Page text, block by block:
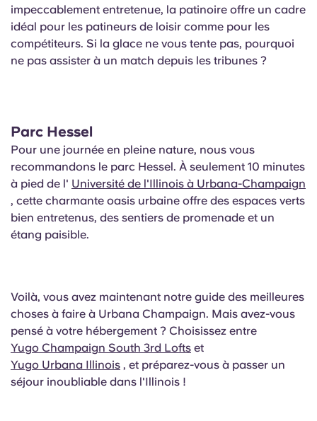
impeccablement entretenue, la patinoire offre un cadre
idéal pour les patineurs de loisir comme pour les
compétiteurs. Si la glace ne vous tente pas, pourquoi
ne pas assister à un match depuis les tribunes ?
Parc Hessel
Pour une journée en pleine nature, nous vous
recommandons le parc Hessel. À seulement 10 minutes
à pied de l' Université de l'Illinois à Urbana-Champaign
, cette charmante oasis urbaine offre des espaces verts
bien entretenus, des sentiers de promenade et un
étang paisible.
Voilà, vous avez maintenant notre guide des meilleures
choses à faire à Urbana Champaign. Mais avez-vous
pensé à votre hébergement ? Choisissez entre
Yugo Champaign South 3rd Lofts et
Yugo Urbana Illinois , et préparez-vous à passer un
séjour inoubliable dans l'Illinois !